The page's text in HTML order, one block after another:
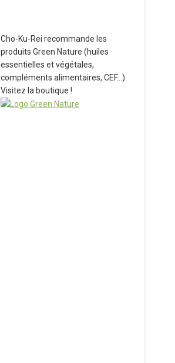
Cho-Ku-Rei recommande les
produits Green Nature (huiles
essentielles et végétales,
compléments alimentaires, CEF...).
Visitez la boutique !